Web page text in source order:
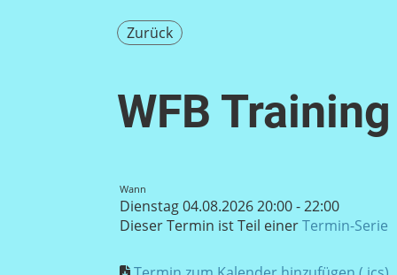
Zurück
WFB Training
Wann
Dienstag 04.08.2026 20:00 - 22:00
Dieser Termin ist Teil einerTermin-Serie